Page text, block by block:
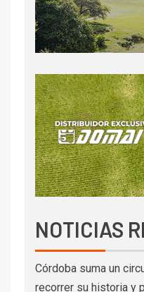
NOTICIAS
Córdoba suma un
recorrer su historia y